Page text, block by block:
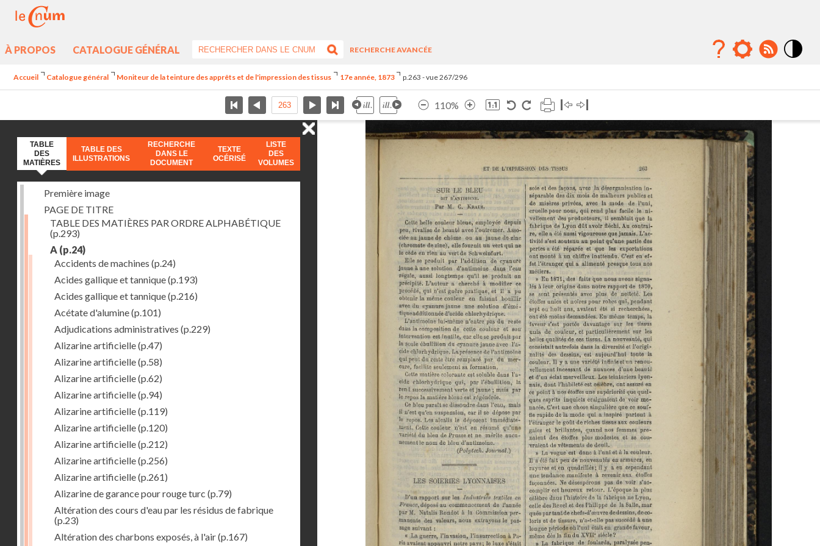
À PROPOS CATALOGUE GÉNÉRAL
RECHERCHE AVANCÉE
Accueil Catalogue général Moniteur de la teinture des apprêts et de l'impression des tissus 17e année, 1873 p.263 - vue 267/296
110%
TABLE
DES
MATIÈRES
TABLE DES
ILLUSTRATIONS
RECHERCHE
DANS LE
DOCUMENT
TEXTE
OCÉRISÉ
LISTE
DES
VOLUMES
Première image
PAGE DE TITRE
TABLE DES MATIÈRES PAR ORDRE ALPHABÉTIQUE
(p.293)
A (p.24)
Accidents de machines (p.24)
Acides gallique et tannique(p.193)
Acides gallique et tannique(p.216)
Acétate d'alumine(p.101)
Adjudications administratives (p.229)
Alizarine artificielle(p.47)
Alizarine artificielle(p.58)
Alizarine artificielle(p.62)
Alizarine artificielle(p.94)
Alizarine artificielle(p.119)
Alizarine artificielle(p.120)
Alizarine artificielle(p.212)
Alizarine artificielle(p.256)
Alizarine artificielle(p.261)
Alizarine de garance pour rouge turc (p.79)
Altération des cours d'eau par les résidus de fabrique
(p.23)
Altération des charbons exposés, à l'air(p.167)